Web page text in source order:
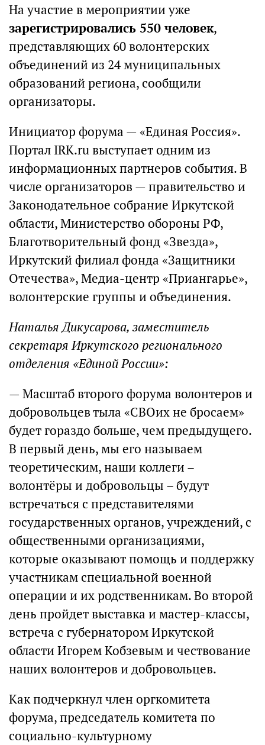
На участие в мероприятии уже
зарегистрировались 550 человек,
представляющих 60 волонтерских
объединений из 24 муниципальных
образований региона, сообщили
организаторы.
Инициатор форума — «Единая Россия».
Портал IRK.ru выступает одним из
информационных партнеров события. В
числе организаторов — правительство и
Законодательное собрание Иркутской
области, Министерство обороны РФ,
Благотворительный фонд «Звезда»,
Иркутский филиал фонда «Защитники
Отечества», Медиа-центр «Приангарье»,
волонтерские группы и объединения.
Наталья Дикусарова, заместитель
секретаря Иркутского регионального
отделения «Единой России»:
— Масштаб второго форума волонтеров и
добровольцев тыла «СВОих не бросаем»
будет гораздо больше, чем предыдущего.
В первый день, мы его называем
теоретическим, наши коллеги –
волонтёры и добровольцы – будут
встречаться с представителями
государственных органов, учреждений, с
общественными организациями,
которые оказывают помощь и поддержку
участникам специальной военной
операции и их родственникам. Во второй
день пройдет выставка и мастер-классы,
встреча с губернатором Иркутской
области Игорем Кобзевым и чествование
наших волонтеров и добровольцев.
Как подчеркнул член оргкомитета
форума, председатель комитета по
социально-культурному